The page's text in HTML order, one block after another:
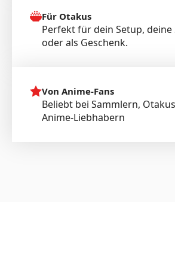
Für Otakus
Perfekt für dein Setup, deine
oder als Geschenk.
Von Anime-Fans
Beliebt bei Sammlern,
Anime-Liebhabern